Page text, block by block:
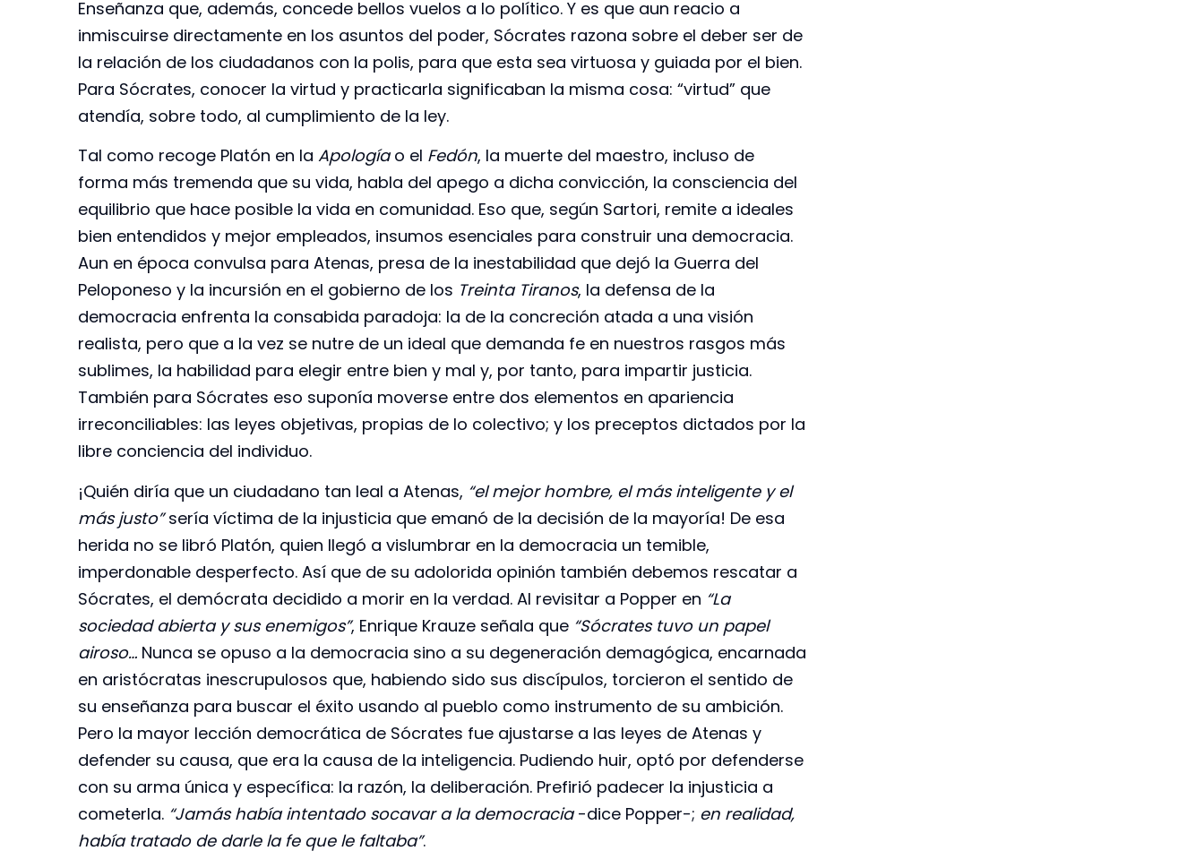
Enseñanza que, además, concede bellos vuelos a lo político. Y es que aun reacio a
inmiscuirse directamente en los asuntos del poder, Sócrates razona sobre el deber ser de
la relación de los ciudadanos con la polis, para que esta sea virtuosa y guiada por el bien.
Para Sócrates, conocer la virtud y practicarla significaban la misma cosa: “virtud” que
atendía, sobre todo, al cumplimiento de la ley.
Tal como recoge Platón en la Apologíao el Fedón, la muerte del maestro, incluso de
forma más tremenda que su vida, habla del apego a dicha convicción, la consciencia del
equilibrio que hace posible la vida en comunidad. Eso que, según Sartori, remite a ideales
bien entendidos y mejor empleados, insumos esenciales para construir una democracia.
Aun en época convulsa para Atenas, presa de la inestabilidad que dejó la Guerra del
Peloponeso y la incursión en el gobierno de los Treinta Tiranos, la defensa de la
democracia enfrenta la consabida paradoja: la de la concreción atada a una visión
realista, pero que a la vez se nutre de un ideal que demanda fe en nuestros rasgos más
sublimes, la habilidad para elegir entre bien y mal y, por tanto, para impartir justicia.
También para Sócrates eso suponía moverse entre dos elementos en apariencia
irreconciliables: las leyes objetivas, propias de lo colectivo; y los preceptos dictados por la
libre conciencia del individuo.
¡Quién diría que un ciudadano tan leal a Atenas, “el mejor hombre, el más inteligente y el
más justo”sería víctima de la injusticia que emanó de la decisión de la mayoría! De esa
herida no se libró Platón, quien llegó a vislumbrar en la democracia un temible,
imperdonable desperfecto. Así que de su adolorida opinión también debemos rescatar a
Sócrates, el demócrata decidido a morir en la verdad. Al revisitar a Popper en “La
sociedad abierta y sus enemigos”, Enrique Krauze señala que “Sócrates tuvo un papel
airoso… Nunca se opuso a la democracia sino a su degeneración demagógica, encarnada
en aristócratas inescrupulosos que, habiendo sido sus discípulos, torcieron el sentido de
su enseñanza para buscar el éxito usando al pueblo como instrumento de su ambición.
Pero la mayor lección democrática de Sócrates fue ajustarse a las leyes de Atenas y
defender su causa, que era la causa de la inteligencia. Pudiendo huir, optó por defenderse
con su arma única y específica: la razón, la deliberación. Prefirió padecer la injusticia a
cometerla. “Jamás había intentado socavar a la democracia-dice Popper-; en realidad,
había tratado de darle la fe que le faltaba”.